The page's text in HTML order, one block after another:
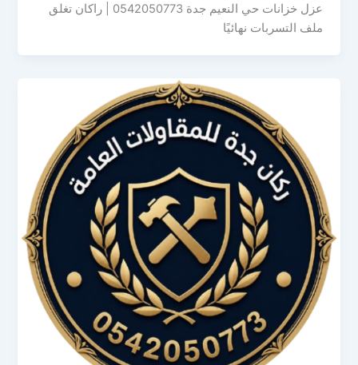
عزل خزانات حي النعيم جدة 0542050773 | راكان تغلق
ملف التسربات نهائيًا